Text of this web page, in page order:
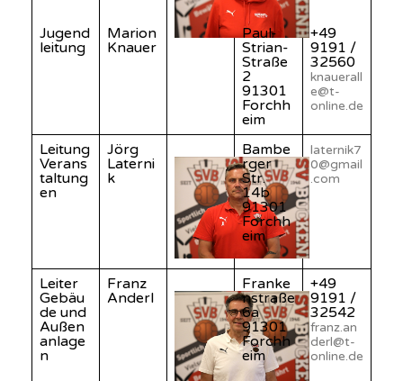
Jugend
leitung
Marion
Knauer
Paul-
Strian-
Straße
2
91301
Forchh
eim
+49
9191 /
32560
knauerall
e@t-
online.de
Leitung
Verans
taltung
en
Jörg
Laterni
k
Bambe
rger
Str.
14b
91301
Forchh
eim
laternik7
0@gmail
.com
Leiter
Gebäu
de und
Außen
anlage
n
Franz
Anderl
Franke
nstraße
6a
91301
Forchh
eim
+49
9191 /
32542
franz.an
derl@t-
online.de